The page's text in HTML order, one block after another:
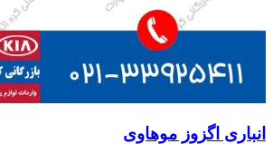
انباری اگزوز موهاوی